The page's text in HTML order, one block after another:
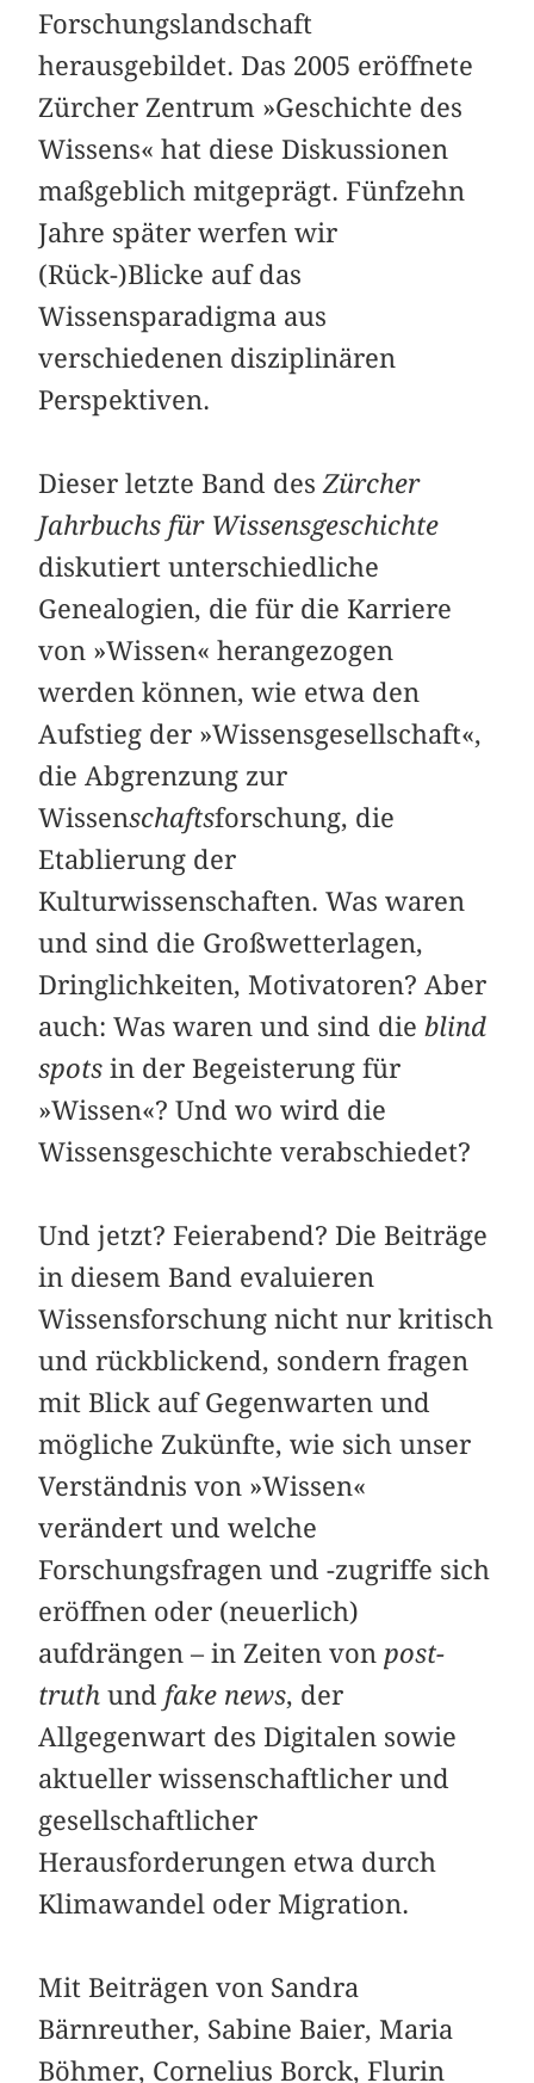
Forschungslandschaft
herausgebildet. Das 2005 eröffnete
Zürcher Zentrum »Geschichte des
Wissens« hat diese Diskussionen
maßgeblich mitgeprägt. Fünfzehn
Jahre später werfen wir
(Rück-)Blicke auf das
Wissensparadigma aus
verschiedenen disziplinären
Perspektiven.
Dieser letzte Band desZürcher
Jahrbuchs für Wissensgeschichte
diskutiert unterschiedliche
Genealogien, die für die Karriere
von »Wissen« herangezogen
werden können, wie etwa den
Aufstieg der »Wissensgesellschaft«,
die Abgrenzung zur
Wissenschaftsforschung, die
Etablierung der
Kulturwissenschaften. Was waren
und sind die Großwetterlagen,
Dringlichkeiten, Motivatoren? Aber
auch: Was waren und sind dieblind
spots in der Begeisterung für
»Wissen«? Und wo wird die
Wissensgeschichte verabschiedet?
Und jetzt? Feierabend? Die Beiträge
in diesem Band evaluieren
Wissensforschung nicht nur kritisch
und rückblickend, sondern fragen
mit Blick auf Gegenwarten und
mögliche Zukünfte, wie sich unser
Verständnis von »Wissen«
verändert und welche
Forschungsfragen und -zugriffe sich
eröffnen oder (neuerlich)
aufdrängen – in Zeiten von post-
truth und fake news, der
Allgegenwart des Digitalen sowie
aktueller wissenschaftlicher und
gesellschaftlicher
Herausforderungen etwa durch
Klimawandel oder Migration.
Mit Beiträgen von Sandra
Bärnreuther, Sabine Baier, Maria
Böhmer, Cornelius Borck, Flurin